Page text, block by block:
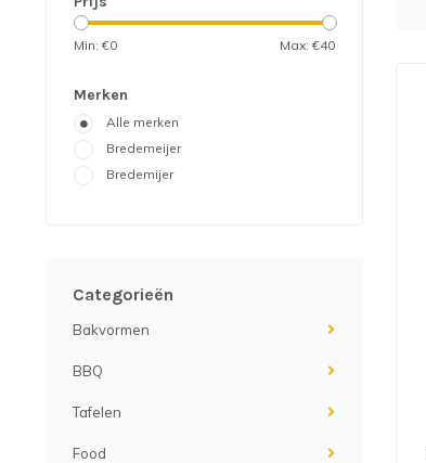
Min: €0 Max: €40
Merken
Alle merken
Bredemeijer
Bredemijer
Categorieën
Bakvormen
BBQ
Tafelen
Food